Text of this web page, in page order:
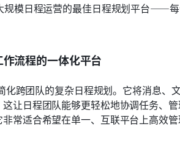
规模日程运营的最佳日程规划平台——
流程的一体化平台
跨团队的复杂日程规划。它将消息、
让日程团队能够更轻松地协调任务、
常适合希望在单一、互联平台上高效管